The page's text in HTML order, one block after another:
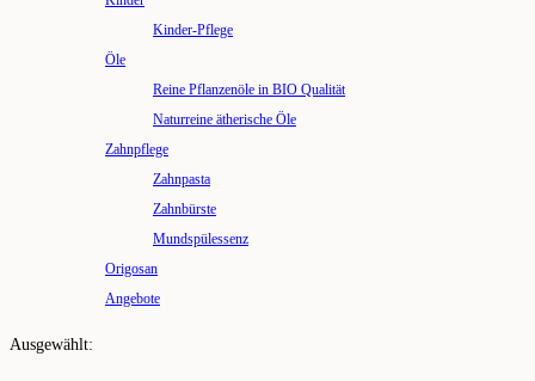
Kinder-Pflege
Öle
Reine Pflanzenöle in BIO Qualität
Naturreine ätherische Öle
Zahnpflege
Zahnpasta
Zahnbürste
Mundspülessenz
Origosan
Angebote
Ausgewählt: